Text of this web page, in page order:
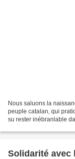
Nous saluons la
peuple catalan, qui
su rester inébranlable
Solidarité avec